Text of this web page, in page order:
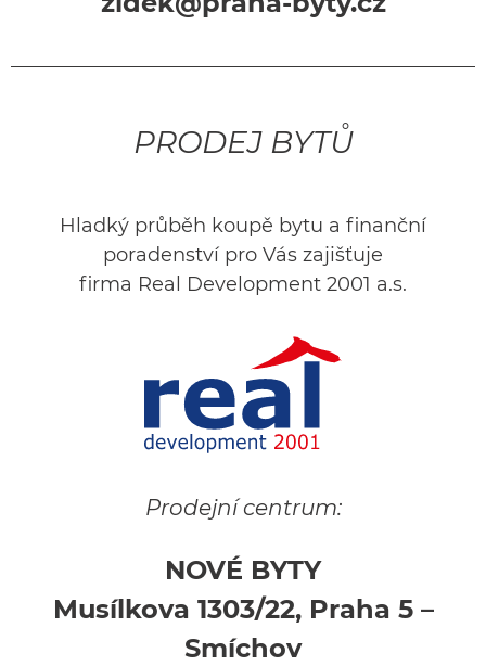
PRODEJ BYTŮ
Hladký průběh koupě bytu a finanční
poradenství pro Vás zajišťuje
firma Real Development 2001 a.s.
Prodejní centrum:
NOVÉ BYTY
Musílkova 1303/22, Praha 5 –
Smíchov